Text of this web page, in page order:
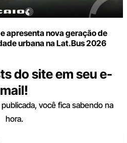
apresenta nova geração de
urbana na Lat.Bus 2026
do site em seu e-
mail!
você fica sabendo na
hora.